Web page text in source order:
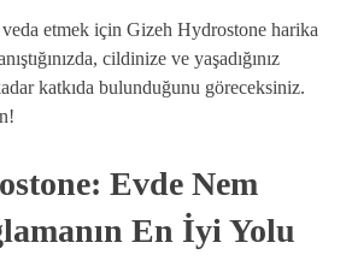
veda etmek için Gizeh Hydrostone harika
cildinize ve yaşadığınız
katkıda bulunduğunu göreceksiniz.
Evde Nem
En İyi Yolu